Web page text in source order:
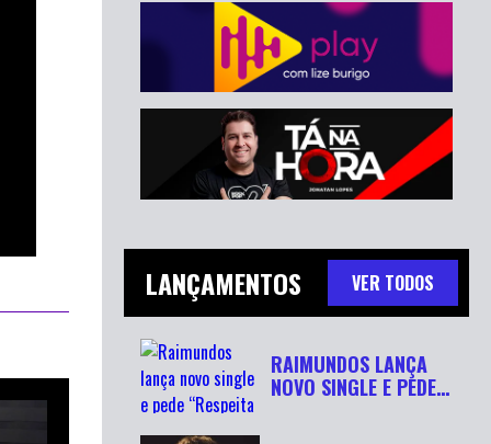
LANÇAMENTOS VER TODOS
RAIMUNDOS LANÇA
NOVO SINGLE E PEDE